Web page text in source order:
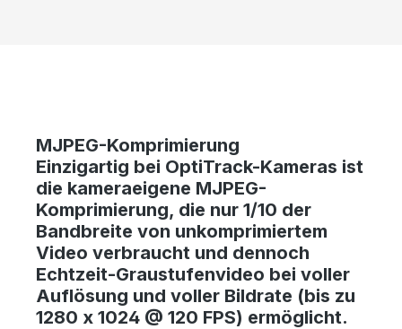
MJPEG-Komprimierung
Einzigartig bei OptiTrack-Kameras ist
die kameraeigene MJPEG-
Komprimierung, die nur 1/10 der
Bandbreite von unkomprimiertem
Video verbraucht und dennoch
Echtzeit-Graustufenvideo bei voller
Auflösung und voller Bildrate (bis zu
1280 x 1024 @ 120 FPS) ermöglicht.